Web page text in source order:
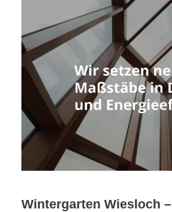
Wintergarten Wiesloch –